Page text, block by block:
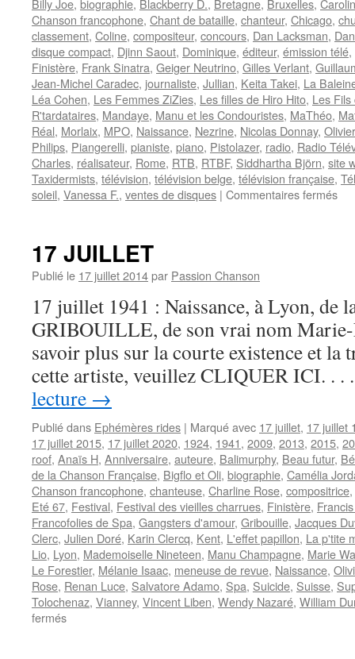
Billy Joe, biographie, Blackberry D., Bretagne, Bruxelles,
Chanson francophone, Chant de bataille, chanteur, Chicago,
classement, Coline, compositeur, concours, Dan Lacksman,
disque compact, Djinn Saout, Dominique, éditeur, émission télé,
Finistère, Frank Sinatra, Geiger Neutrino, Gilles Verlant,
Jean-Michel Caradec, journaliste, Jullian, Keita Takei, La
Léa Cohen, Les Femmes ZiZies, Les filles de Hiro Hito, Les
R'tardataires, Mandaye, Manu et les Condouristes, MaThéo,
Réal, Morlaix, MPO, Naissance, Nezrine, Nicolas Donnay,
Philips, Piangerelli, pianiste, piano, Pistolazer, radio, Radio
Charles, réalisateur, Rome, RTB, RTBF, Siddhartha Björn, site
Taxidermists, télévision, télévision belge, télévision française,
soleil, Vanessa F., ventes de disques | Commentaires ferméssur
17 JUILLET
Publié le 17 juillet 2014par Passion Chanson
17 juillet 1941 : Naissance, à Lyon, de
GRIBOUILLE, de son vrai nom Marie-
savoir plus sur la courte existence et la
cette artiste, veuillez CLIQUER ICI. .
lecture →
Publié dans Ephémères rides | Marqué avec 17 juillet, 17 juillet
17 juillet 2015, 17 juillet 2020, 1924, 1941, 2009, 2013, 2015,
roof, Anaïs H, Anniversaire, auteure, Balimurphy, Beau futur,
de la Chanson Française, Bigflo et Oli, biographie, Camélia
Chanson francophone, chanteuse, Charline Rose, compositrice,
Eté 67, Festival, Festival des vieilles charrues, Finistère,
Francofolies de Spa, Gangsters d'amour, Gribouille, Jacques
Clerc, Julien Doré, Karin Clercq, Kent, L'effet papillon, La p'tite
Lio, Lyon, Mademoiselle Nineteen, Manu Champagne, Marie
Le Forestier, Mélanie Isaac, meneuse de revue, Naissance,
Rose, Renan Luce, Salvatore Adamo, Spa, Suicide, Suisse,
Tolochenaz, Vianney, Vincent Liben, Wendy Nazaré, William
ferméssur